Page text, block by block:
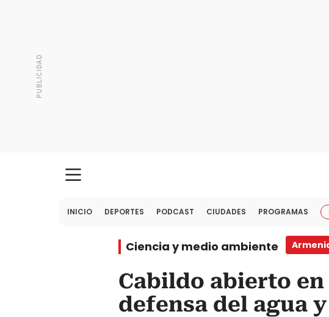
INICIO DEPORTES PODCAST CIUDADES PROGRAMAS
Ciencia y medio ambiente
Cabildo abierto
defensa del agua